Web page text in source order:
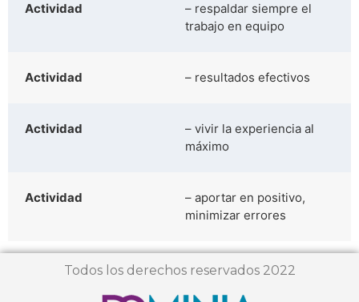
Actividad
– respaldar siempre el
trabajo en equipo
Actividad – resultados efectivos
Actividad
– vivir la experiencia al
máximo
Actividad
– aportar en positivo,
minimizar errores
Todos los derechos reservados 2022